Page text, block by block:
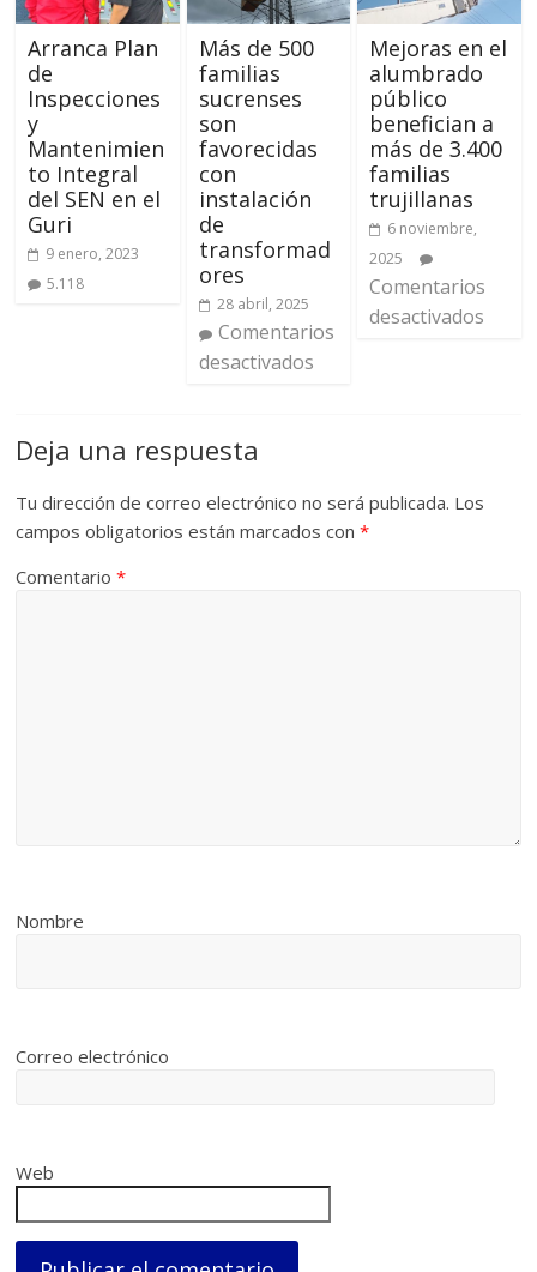
Arranca Plan
de
Inspecciones
y
Mantenimien
to Integral
del SEN en el
Guri
9 enero, 2023
5.118
Más de 500
familias
sucrenses
son
favorecidas
con
instalación
de
transformad
ores
28 abril, 2025
Comentarios
desactivados
Mejoras en el
alumbrado
público
benefician a
más de 3.400
familias
trujillanas
6 noviembre,
2025
Comentarios
desactivados
Deja una respuesta
Tu dirección de correo electrónico no será publicada. Los
campos obligatorios están marcados con*
Comentario*
Nombre
Correo electrónico
Web